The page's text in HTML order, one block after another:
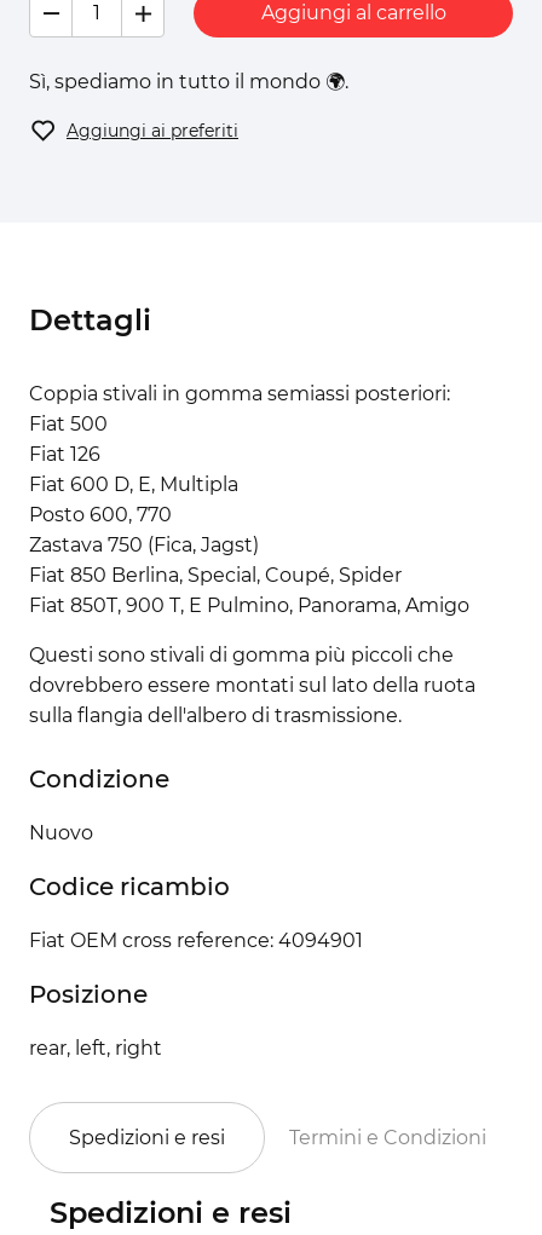
Aggiungi al carrello
Sì, spediamo in tutto il mondo 🌍.
Aggiungi ai preferiti
Dettagli
Coppia stivali in gomma semiassi posteriori:
Fiat 500
Fiat 126
Fiat 600 D, E, Multipla
Posto 600, 770
Zastava 750 (Fica, Jagst)
Fiat 850 Berlina, Special, Coupé, Spider
Fiat 850T, 900 T, E Pulmino, Panorama, Amigo
Questi sono stivali di gomma più piccoli che
dovrebbero essere montati sul lato della ruota
sulla flangia dell'albero di trasmissione.
Condizione
Nuovo
Codice ricambio
Fiat OEM cross reference: 4094901
Posizione
rear, left, right
Spedizioni e resi Termini e Condizioni
Spedizioni e resi